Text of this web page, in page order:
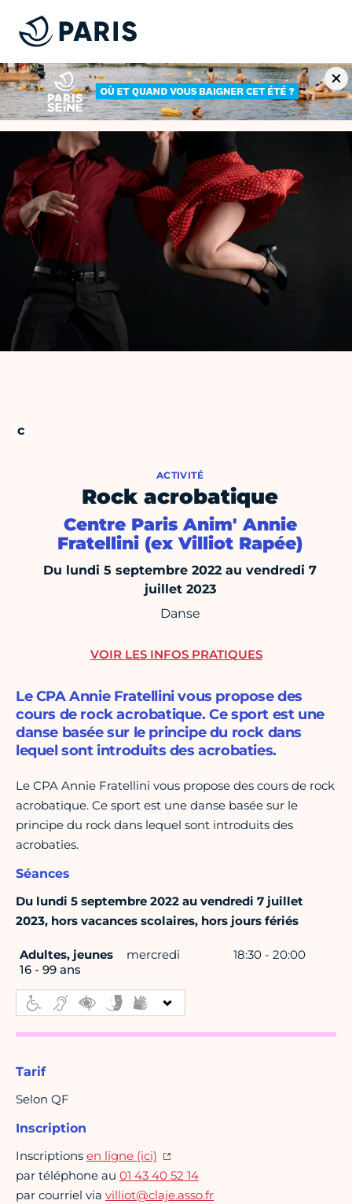
ACTIVITÉ
Rock acrobatique
Centre Paris Anim' Annie
Fratellini (ex Villiot Rapée)
Du lundi 5 septembre 2022 au vendredi 7
juillet 2023
Danse
Le CPA Annie Fratellini vous propose des
cours de rock acrobatique. Ce sport est une
danse basée sur le principe du rock dans
lequel sont introduits des acrobaties.
Le CPA Annie Fratellini vous propose des cours de rock
acrobatique. Ce sport est une danse basée sur le
principe du rock dans lequel sont introduits des
acrobaties.
Séances
Du lundi 5 septembre 2022 au vendredi 7 juillet
2023, hors vacances scolaires, hors jours fériés
Adultes, jeunes
16 - 99 ans
mercredi 18:30 - 20:00
Tarif
Selon QF
Inscription
Inscriptions en ligne (ici)
par téléphone au 01 43 40 52 14
par courriel via villiot@claje.asso.fr
VOIR LES INFOS PRATIQUES